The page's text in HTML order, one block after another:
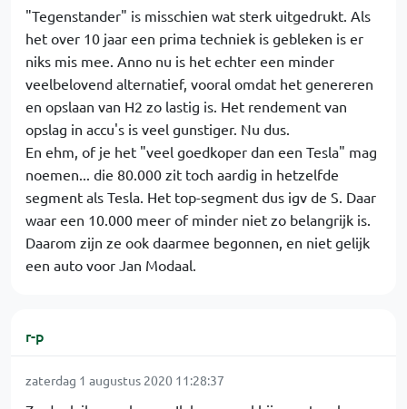
"Tegenstander" is misschien wat sterk uitgedrukt. Als
het over 10 jaar een prima techniek is gebleken is er
niks mis mee. Anno nu is het echter een minder
veelbelovend alternatief, vooral omdat het genereren
en opslaan van H2 zo lastig is. Het rendement van
opslag in accu's is veel gunstiger. Nu dus.
En ehm, of je het "veel goedkoper dan een Tesla" mag
noemen... die 80.000 zit toch aardig in hetzelfde
segment als Tesla. Het top-segment dus igv de S. Daar
waar een 10.000 meer of minder niet zo belangrijk is.
Daarom zijn ze ook daarmee begonnen, en niet gelijk
een auto voor Jan Modaal.
r-p
zaterdag 1 augustus 2020 11:28:37